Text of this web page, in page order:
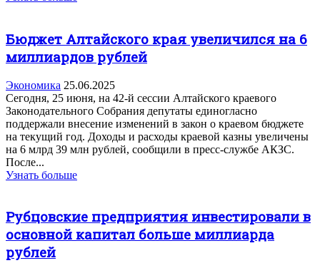
Бюджет Алтайского края увеличился на 6
миллиардов рублей
Экономика 25.06.2025
Сегодня, 25 июня, на 42-й сессии Алтайского краевого
Законодательного Собрания депутаты единогласно
поддержали внесение изменений в закон о краевом бюджете
на текущий год. Доходы и расходы краевой казны увеличены
на 6 млрд 39 млн рублей, сообщили в пресс-службе АКЗС.
После...
Узнать больше
Рубцовские предприятия инвестировали в
основной капитал больше миллиарда
рублей